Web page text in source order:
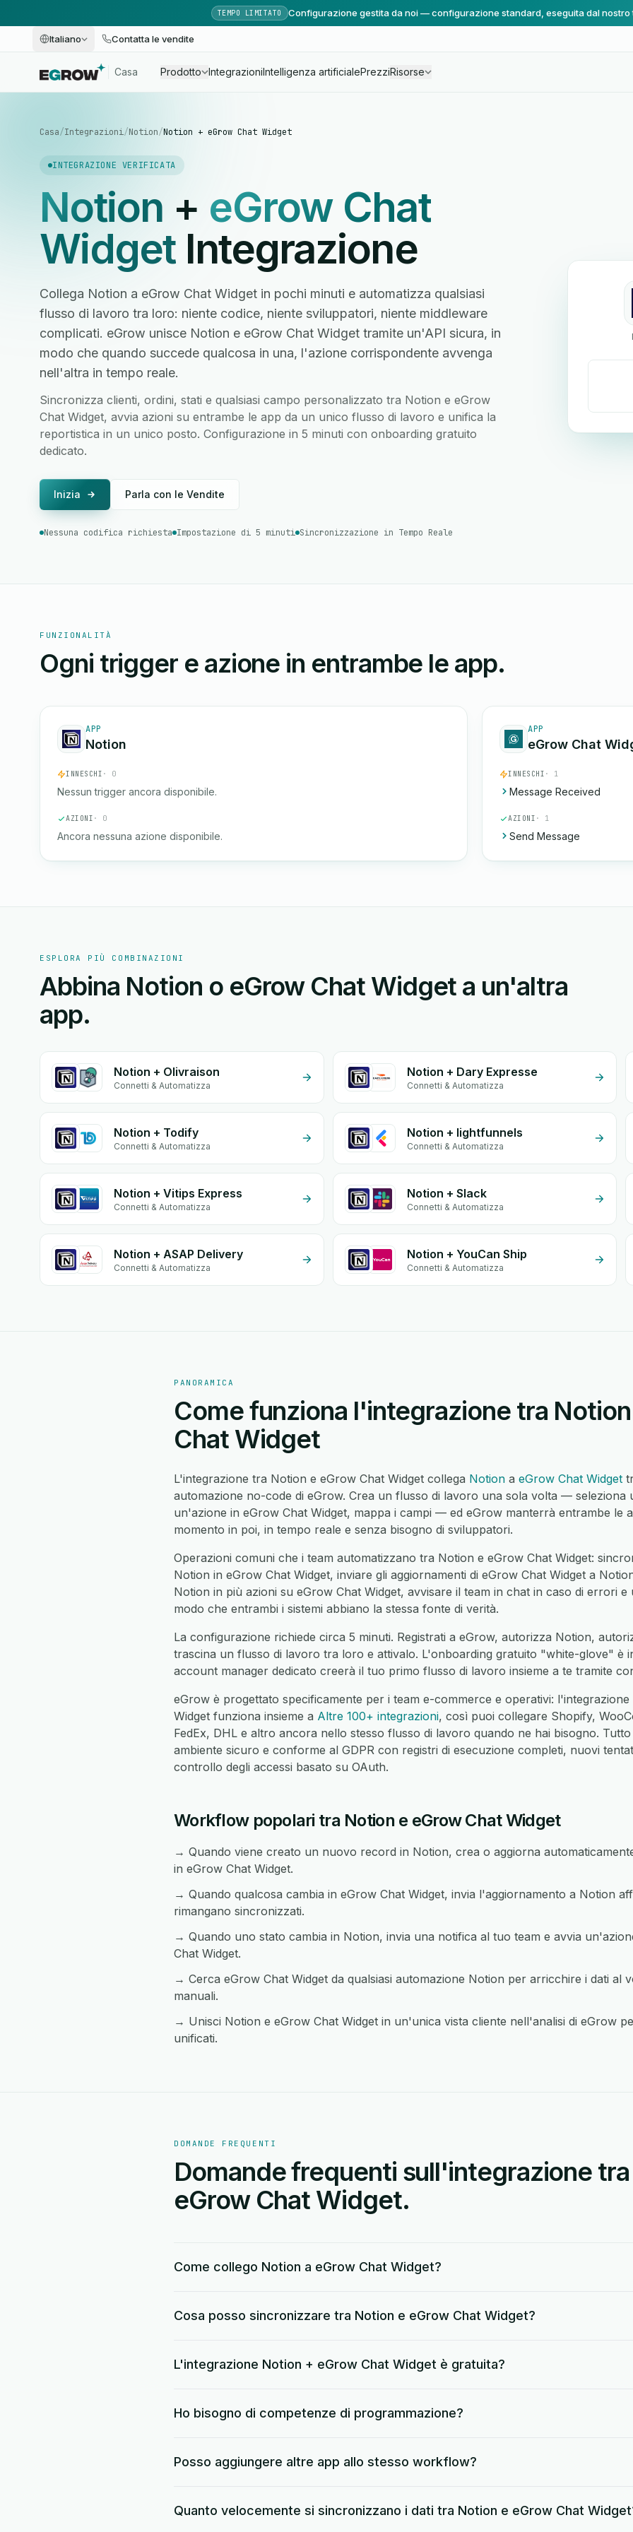
TEMPO LIMITATO Configurazione gestita da noi — configurazione standard, eseguita dal nostro
Italiano Contatta le vendite
Casa Prodotto IntegrazioniIntelligenza artificialePrezziRisorse
Casa/Integrazioni/Notion/Notion + eGrow Chat Widget
INTEGRAZIONE VERIFICATA
Notion + eGrow Chat
WidgetIntegrazione
Collega Notion a eGrow Chat Widget in pochi minuti e automatizza qualsiasi
flusso di lavoro tra loro: niente codice, niente sviluppatori, niente middleware
complicati. eGrow unisce Notion e eGrow Chat Widget tramite un'API sicura, in
modo che quando succede qualcosa in una, l'azione corrispondente avvenga
nell'altra in tempo reale.
Sincronizza clienti, ordini, stati e qualsiasi campo personalizzato tra Notion e eGrow
Chat Widget, avvia azioni su entrambe le app da un unico flusso di lavoro e unifica la
reportistica in un unico posto. Configurazione in 5 minuti con onboarding gratuito
dedicato.
Inizia Parla con le Vendite
Nessuna codifica richiesta Impostazione di 5 minuti Sincronizzazione in Tempo Reale
FUNZIONALITÀ
Ogni trigger e azione in entrambe le app.
APP
Notion
INNESCHI · 0
Nessun trigger ancora disponibile.
AZIONI · 0
Ancora nessuna azione disponibile.
APP
eGrow Chat
INNESCHI · 1
Message Received
AZIONI · 1
Send Message
ESPLORA PIÙ COMBINAZIONI
Abbina Notion o eGrow Chat Widget a un'altra
app.
Notion + Olivraison
Connetti & Automatizza
Notion + Dary Expresse
Connetti & Automatizza
Notion + Todify
Connetti & Automatizza
Notion + lightfunnels
Connetti & Automatizza
Notion + Vitips Express
Connetti & Automatizza
Notion + Slack
Connetti & Automatizza
Notion + ASAP Delivery
Connetti & Automatizza
Notion + YouCan Ship
Connetti & Automatizza
PANORAMICA
Come funziona l'integrazione tra
Chat Widget
L'integrazione tra Notion e eGrow Chat Widget collega Notion a eGrow Chat Widget
automazione no-code di eGrow. Crea un flusso di lavoro una sola volta — seleziona
un'azione in eGrow Chat Widget, mappa i campi — ed eGrow manterrà entrambe le
momento in poi, in tempo reale e senza bisogno di sviluppatori.
Operazioni comuni che i team automatizzano tra Notion e eGrow Chat Widget:
Notion in eGrow Chat Widget, inviare gli aggiornamenti di eGrow Chat Widget a
Notion in più azioni su eGrow Chat Widget, avvisare il team in chat in caso di errori e
modo che entrambi i sistemi abbiano la stessa fonte di verità.
La configurazione richiede circa 5 minuti. Registrati a eGrow, autorizza Notion,
trascina un flusso di lavoro tra loro e attivalo. L'onboarding gratuito "white-glove" è
account manager dedicato creerà il tuo primo flusso di lavoro insieme a te tramite
eGrow è progettato specificamente per i team e-commerce e operativi:
Widget funziona insieme a Altre 100+ integrazioni, così puoi collegare Shopify,
FedEx, DHL e altro ancora nello stesso flusso di lavoro quando ne hai bisogno.
ambiente sicuro e conforme al GDPR con registri di esecuzione completi, nuovi
controllo degli accessi basato su OAuth.
Workflow popolari tra Notion e eGrow Chat Widget
→ Quando viene creato un nuovo record in Notion, crea o aggiorna
in eGrow Chat Widget.
→ Quando qualcosa cambia in eGrow Chat Widget, invia l'aggiornamento a Notion
rimangano sincronizzati.
→ Quando uno stato cambia in Notion, invia una notifica al tuo team e avvia
Chat Widget.
→ Cerca eGrow Chat Widget da qualsiasi automazione Notion per arricchire i dati al
manuali.
→ Unisci Notion e eGrow Chat Widget in un'unica vista cliente nell'analisi di eGrow
unificati.
DOMANDE FREQUENTI
Domande frequenti sull'integrazione
eGrow Chat Widget.
Come collego Notion a eGrow Chat Widget?
Cosa posso sincronizzare tra Notion e eGrow Chat Widget?
L'integrazione Notion + eGrow Chat Widget è gratuita?
Ho bisogno di competenze di programmazione?
Posso aggiungere altre app allo stesso workflow?
Quanto velocemente si sincronizzano i dati tra Notion e eGrow Chat